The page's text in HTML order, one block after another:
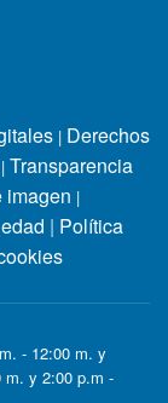
| Derechos
| Transparencia
imagen |
| Política
- 12:00 m. y
m. y 2:00 p.m -